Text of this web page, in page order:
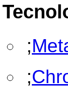
;
;